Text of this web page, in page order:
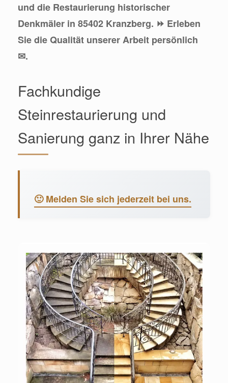
und die Restaurierung historischer
Denkmäler in 85402 Kranzberg. ⏩ Erleben
Sie die Qualität unserer Arbeit persönlich
✉.
Fachkundige
Steinrestaurierung und
Sanierung ganz in Ihrer Nähe
🙂 Melden Sie sich jederzeit bei uns.